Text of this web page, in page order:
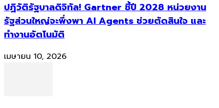
ปฏิวัติรัฐบาลดิจิทัล! Gartner ชี้ปี 2028 หน่วยงาน
รัฐส่วนใหญ่จะพึ่งพา AI Agents ช่วยตัดสินใจ และ
ทำงานอัตโนมัติ
เมษายน 10, 2026